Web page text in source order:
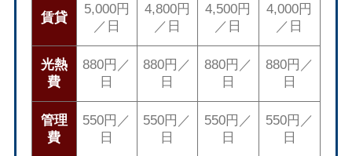
賃貸
5,000円
／日
4,800円
／日
4,500円
／日
4,000円
／日
光熱
費
880円／
日
880円／
日
880円／
日
880円／
日
管理
費
550円／
日
550円／
日
550円／
日
550円／
日